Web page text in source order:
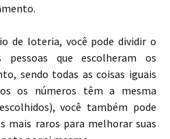
de loteria, você pode dividir o
pessoas que escolheram os
sendo todas as coisas iguais
os números têm a mesma
você também pode
mais raros para melhorar suas